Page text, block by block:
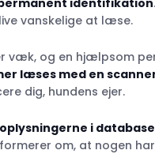
at chipmærke en hund?
en hund?
hunden?
mikrochip?
at få en mikrochip?
fra en hund?
identifikation
vanskelige at læse.
væk, og en hjælpsom
læses med en
dig, hundens ejer.
i
om, at nogen